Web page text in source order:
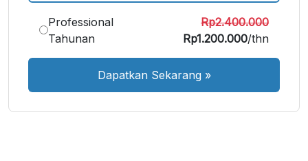
Professional
Tahunan
Rp2.400.000
Rp1.200.000/thn
Dapatkan Sekarang »